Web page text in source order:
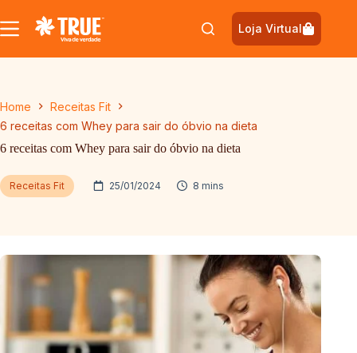
para
o
Loja Virtual
Home
Receitas Fit
6 receitas com Whey para sair do óbvio na dieta
6 receitas com Whey para sair do óbvio na dieta
Receitas Fit 25/01/2024 8 mins